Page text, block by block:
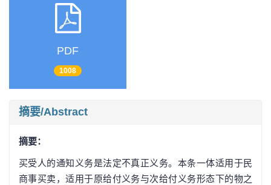
PDF
1008
摘要/Abstract
摘要：
买受人的通知义务是法定不真正义务。本条一体适用于民
商事买卖，适用于原给付义务与次给付义务形态下的物之